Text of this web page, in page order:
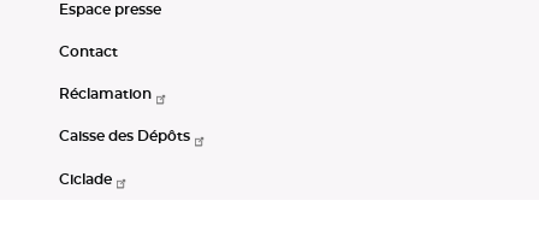
Espace presse
Contact
Réclamation
Caisse des Dépôts
Ciclade